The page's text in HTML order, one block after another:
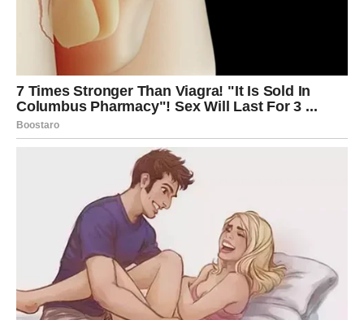
A Škorpija kada izbriše – ne vraća se.
Ako ti vrati – to je zato što si to
prvi dao
Ako je povrediš lažima – suočiće te sa istinom.
Ako je poniziš – vratiće ti dostojanstveno, ali jasno.
Ako je izdaš – pokazaće ti kako izgleda hladnoća.
To nije osveta.
To je ogledalo.
Škorpija ne daje ono što sama nije dobila. Ako si prema